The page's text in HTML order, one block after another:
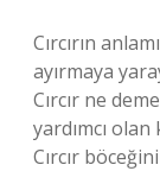
Cırcırın
ayırmaya
Cırcır ne
yardımcı
Cırcır